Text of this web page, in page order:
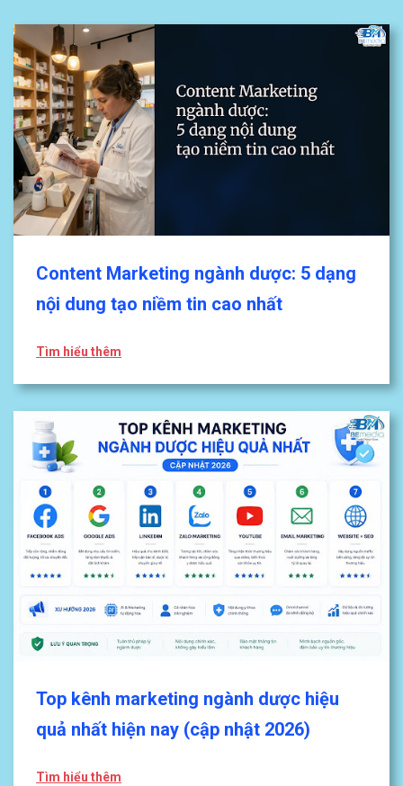
Content Marketing ngành dược: 5 dạng
nội dung tạo niềm tin cao nhất
Tìm hiểu thêm
Top kênh marketing ngành dược hiệu
quả nhất hiện nay (cập nhật 2026)
Tìm hiểu thêm